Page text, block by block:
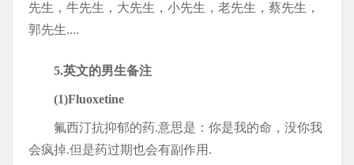
先生，牛先生，大先生，小先生，老先生，蔡先生，
郭先生....
5.英文的男生备注
(1)Fluoxetine
氟西汀抗抑郁的药.意思是：你是我的命，没你我
会疯掉.但是药过期也会有副作用.